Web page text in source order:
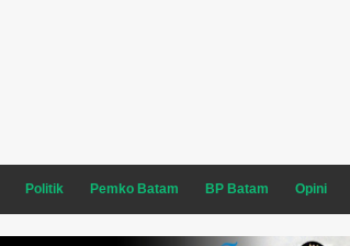
Politik Pemko Batam BP Batam Opini